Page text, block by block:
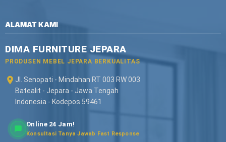
ALAMAT KAMI
DIMA FURNITURE JEPARA
PRODUSEN MEBEL JEPARA BERKUALITAS
Jl. Senopati - Mindahan RT 003 RW 003
Batealit - Jepara - Jawa Tengah
Indonesia - Kodepos 59461
Online 24 Jam!
Konsultasi Tanya Jawab Fast Response